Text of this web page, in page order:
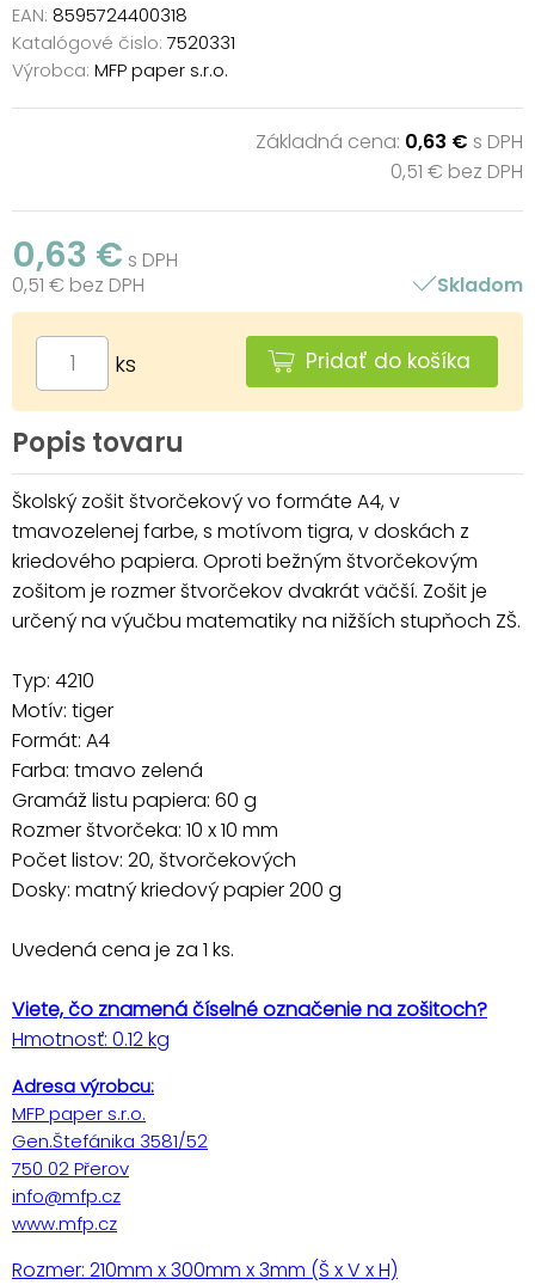
EAN: 8595724400318
Katalógové čislo: 7520331
Výrobca: MFP paper s.r.o.
Základná cena: 0,63 € s DPH
0,51 € bez DPH
0,63 € s DPH
0,51 € bez DPH
Skladom
ks Pridať do košíka
Popis tovaru
Školský zošit štvorčekový vo formáte A4, v
tmavozelenej farbe, s motívom tigra, v doskách z
kriedového papiera. Oproti bežným štvorčekovým
zošitom je rozmer štvorčekov dvakrát väčší. Zošit je
určený na výučbu matematiky na nižších stupňoch ZŠ.
Typ: 4210
Motív: tiger
Formát: A4
Farba: tmavo zelená
Gramáž listu papiera: 60 g
Rozmer štvorčeka: 10 x 10 mm
Počet listov: 20, štvorčekových
Dosky: matný kriedový papier 200 g
Uvedená cena je za 1 ks.
Viete, čo znamená číselné označenie na zošitoch?
Hmotnosť: 0.12 kg
Adresa výrobcu:
MFP paper s.r.o.
Gen.Štefánika 3581/52
750 02 Přerov
info@mfp.cz
www.mfp.cz
Rozmer: 210mm x 300mm x 3mm (Š x V x H)